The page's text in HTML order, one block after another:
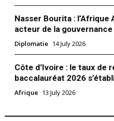
Nasser Bourita :
acteur de la
Diplomatie 14 July 2026
Côte d’Ivoire : le taux de
baccalauréat 2026
Afrique 13 July 2026